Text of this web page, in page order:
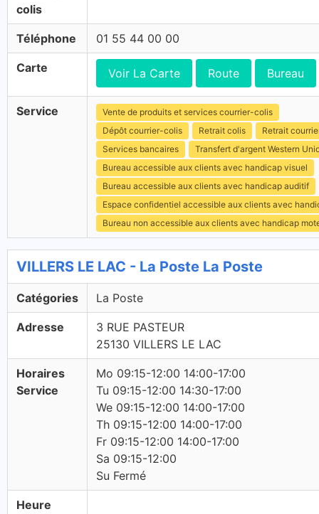
colis
Téléphone 01 55 44 00 00
Carte Voir La Carte Route Bureau
Service
Vente de produits et services courrier-colis
Dépôt courrier-colis
Retrait colis
Retrait
Services bancaires
Transfert d'argent Western
Bureau accessible aux clients avec handicap visuel
Bureau accessible aux clients avec handicap auditif
Espace confidentiel accessible aux clients avec
Bureau non accessible aux clients avec handicap
VILLERS LE LAC - La Poste La Poste
Catégories La Poste
Adresse
3 RUE PASTEUR
25130 VILLERS LE LAC
Horaires
Service
Mo 09:15-12:00 14:00-17:00
Tu 09:15-12:00 14:30-17:00
We 09:15-12:00 14:00-17:00
Th 09:15-12:00 14:00-17:00
Fr 09:15-12:00 14:00-17:00
Sa 09:15-12:00
Su Fermé
Heure